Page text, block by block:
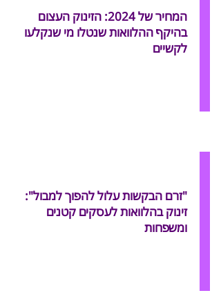
המחיר של 2024: הזינוק העצום
בהיקף ההלוואות שנטלו מי שנקלעו
לקשיים
"זרם הבקשות עלול להפוך למבול":
זינוק בהלוואות לעסקים קטנים
ומשפחות